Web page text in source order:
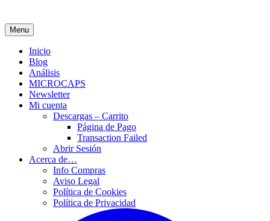
Menu
Inicio
Blog
Análisis
MICROCAPS
Newsletter
Mi cuenta
Descargas – Carrito
Página de Pago
Transaction Failed
Abrir Sesión
Acerca de…
Info Compras
Aviso Legal
Política de Cookies
Política de Privacidad